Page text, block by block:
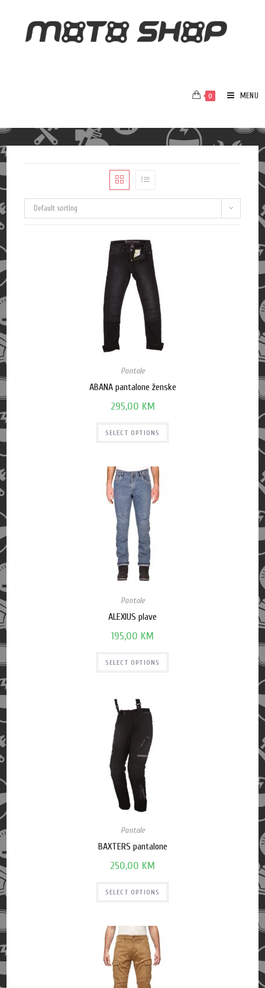
0 MENU
Default sorting
Pantole
ABANA pantalone ženske
295,00 KM
SELECT OPTIONS
Pantole
ALEXIUS plave
195,00 KM
SELECT OPTIONS
Pantole
BAXTERS pantalone
250,00 KM
SELECT OPTIONS